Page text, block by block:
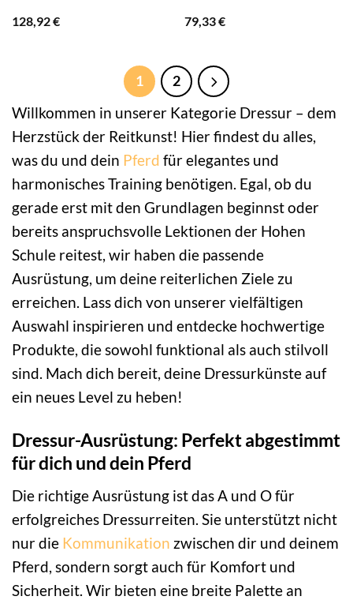
128,92€
79,33€
1 2
Willkommen in unserer Kategorie Dressur – dem
Herzstück der Reitkunst! Hier findest du alles,
was du und dein Pferd für elegantes und
harmonisches Training benötigen. Egal, ob du
gerade erst mit den Grundlagen beginnst oder
bereits anspruchsvolle Lektionen der Hohen
Schule reitest, wir haben die passende
Ausrüstung, um deine reiterlichen Ziele zu
erreichen. Lass dich von unserer vielfältigen
Auswahl inspirieren und entdecke hochwertige
Produkte, die sowohl funktional als auch stilvoll
sind. Mach dich bereit, deine Dressurkünste auf
ein neues Level zu heben!
Dressur-Ausrüstung: Perfekt abgestimmt
für dich und dein Pferd
Die richtige Ausrüstung ist das A und O für
erfolgreiches Dressurreiten. Sie unterstützt nicht
nur die Kommunikation zwischen dir und deinem
Pferd, sondern sorgt auch für Komfort und
Sicherheit. Wir bieten eine breite Palette an